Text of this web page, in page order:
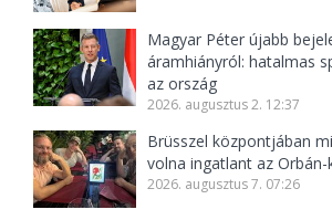
Magyar Péter újabb
áramhiányról: hatalmas
az ország
2026. augusztus 2. 12:37
Brüsszel központjában
volna ingatlant az
2026. augusztus 7. 07:26